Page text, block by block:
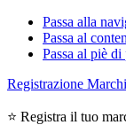
Passa alla
Passa al
Passa al piè di
Registrazione
⭐ Registra il tuo